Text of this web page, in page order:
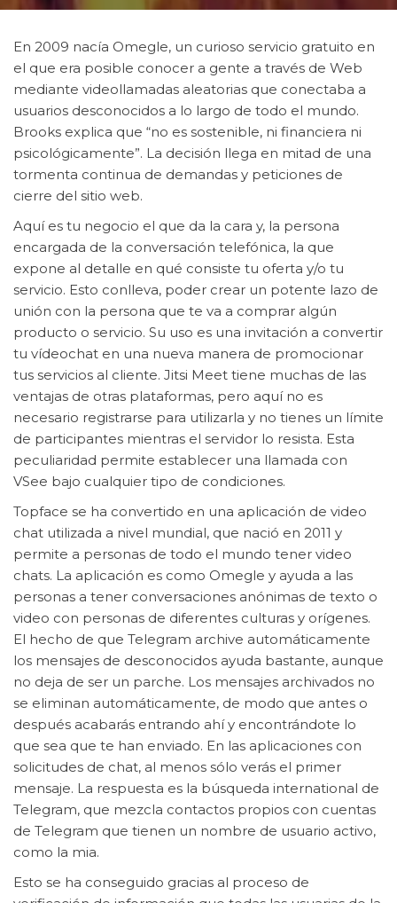
En 2009 nacía Omegle, un curioso servicio gratuito en
el que era posible conocer a gente a través de Web
mediante videollamadas aleatorias que conectaba a
usuarios desconocidos a lo largo de todo el mundo.
Brooks explica que “no es sostenible, ni financiera ni
psicológicamente”. La decisión llega en mitad de una
tormenta continua de demandas y peticiones de
cierre del sitio web.
Aquí es tu negocio el que da la cara y, la persona
encargada de la conversación telefónica, la que
expone al detalle en qué consiste tu oferta y/o tu
servicio. Esto conlleva, poder crear un potente lazo de
unión con la persona que te va a comprar algún
producto o servicio. Su uso es una invitación a convertir
tu vídeochat en una nueva manera de promocionar
tus servicios al cliente. Jitsi Meet tiene muchas de las
ventajas de otras plataformas, pero aquí no es
necesario registrarse para utilizarla y no tienes un límite
de participantes mientras el servidor lo resista. Esta
peculiaridad permite establecer una llamada con
VSee bajo cualquier tipo de condiciones.
Topface se ha convertido en una aplicación de video
chat utilizada a nivel mundial, que nació en 2011 y
permite a personas de todo el mundo tener video
chats. La aplicación es como Omegle y ayuda a las
personas a tener conversaciones anónimas de texto o
video con personas de diferentes culturas y orígenes.
El hecho de que Telegram archive automáticamente
los mensajes de desconocidos ayuda bastante, aunque
no deja de ser un parche. Los mensajes archivados no
se eliminan automáticamente, de modo que antes o
después acabarás entrando ahí y encontrándote lo
que sea que te han enviado. En las aplicaciones con
solicitudes de chat, al menos sólo verás el primer
mensaje. La respuesta es la búsqueda international de
Telegram, que mezcla contactos propios con cuentas
de Telegram que tienen un nombre de usuario activo,
como la mia.
Esto se ha conseguido gracias al proceso de